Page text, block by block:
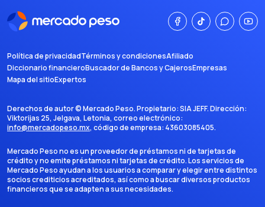
Política de privacidadTérminos y condicionesAfiliado
Diccionario financieroBuscador de Bancos y CajerosEmpresas
Mapa del sitioExpertos
Derechos de autor ©Mercado Peso. Propietario:SIA JEFF. Dirección:
Viktorijas 25, Jelgava, Letonia, correo electrónico:
info@mercadopeso.mx, código de empresa: 43603085405.
Mercado Peso no es un proveedor de préstamos ni de tarjetas de
crédito y no emite préstamos ni tarjetas de crédito. Los servicios de
Mercado Peso ayudan a los usuarios a comparar y elegir entre distintos
socios crediticios acreditados, así como a buscar diversos productos
financieros que se adapten a sus necesidades.